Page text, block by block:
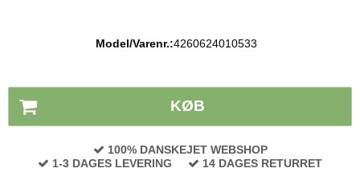
Model/Varenr.:4260624010533
KØB
100% DANSKEJET WEBSHOP
1-3 DAGES LEVERING
14 DAGES RETURRET